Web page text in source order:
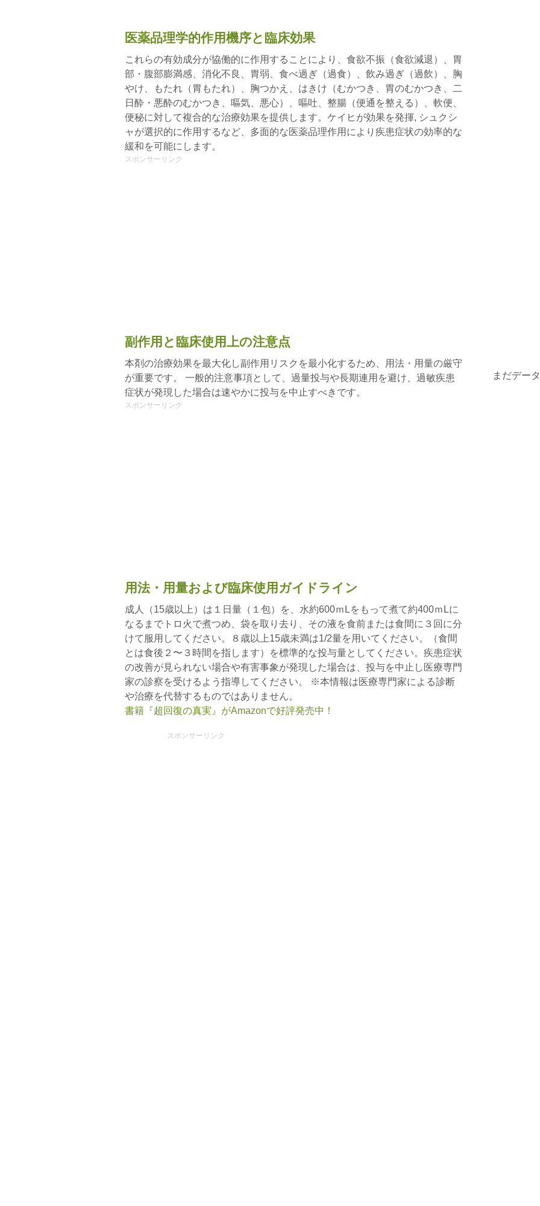
医薬品理学的作用機序と臨床効果
これらの有効成分が協働的に作用することにより、食欲不振（食欲減退）、胃
部・腹部膨満感、消化不良、胃弱、食べ過ぎ（過食）、飲み過ぎ（過飲）、胸
やけ、もたれ（胃もたれ）、胸つかえ、はきけ（むかつき、胃のむかつき、二
日酔・悪酔のむかつき、嘔気、悪心）、嘔吐、整腸（便通を整える）、軟便、
便秘に対して複合的な治療効果を提供します。ケイヒが効果を発揮, シュクシ
ャが選択的に作用するなど、多面的な医薬品理作用により疾患症状の効率的な
緩和を可能にします。
スポンサーリンク
副作用と臨床使用上の注意点
本剤の治療効果を最大化し副作用リスクを最小化するため、用法・用量の厳守
が重要です。 一般的注意事項として、過量投与や長期連用を避け、過敏疾患
症状が発現した場合は速やかに投与を中止すべきです。
スポンサーリンク
用法・用量および臨床使用ガイドライン
成人（15歳以上）は１日量（１包）を、水約600ｍLをもって煮て約400ｍLに
なるまでトロ火で煮つめ、袋を取り去り、その液を食前または食間に３回に分
けて服用してください。８歳以上15歳未満は1/2量を用いてください。（食間
とは食後２〜３時間を指します）を標準的な投与量としてください。疾患症状
の改善が見られない場合や有害事象が発現した場合は、投与を中止し医療専門
家の診察を受けるよう指導してください。 ※本情報は医療専門家による診断
や治療を代替するものではありません。
書籍『超回復の真実』がAmazonで好評発売中！
スポンサーリンク
まだデー